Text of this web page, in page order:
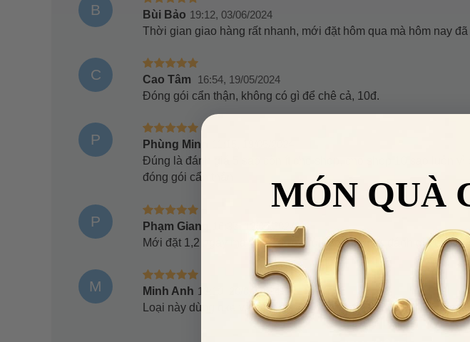
B Bùi Bảo 19:12, 03/06/2024
Thời gian giao hàng rất nhanh, mới đặt hôm qua mà hôm nay
C Cao Tâm
16:54, 19/05/2024
Đóng gói cẩn thận, không có gì để chê cả, 10đ.
P Phùng Minh
Đúng là đánh giá 5 sao còn ít cho shop, cho shop 10 sao luôn vì
đóng gói cẩn thận.
P Phạm Giang
16:37, 12/05/2024
Mới đặt 1,2 ngày mà nhận được rùi. Shop được đánh giá cao
M Minh Anh 13:19, 20/04/2024
Loại này dùng oke và lành tính nên mng yên tâm nhé. Mình
MÓN QUÀ